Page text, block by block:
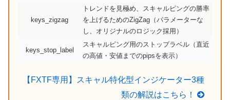
keys_zigzag
トレンドを見極め、スキャルピングの勝率
を上げるためのZigZag（パラメーターな
し、オリジナルのロジック採用）
keys_stop_label
スキャルピング用のストップラベル（直近
の高値・安値までのpipsを表示）
【FXTF専用】スキャル特化型インジケーター3種
類の解説はこちら！